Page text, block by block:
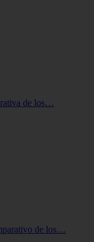
de los…
de los…